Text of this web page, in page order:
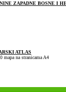
ZAPADNE BOSNE I
ATLAS
mapa na stranicama A4